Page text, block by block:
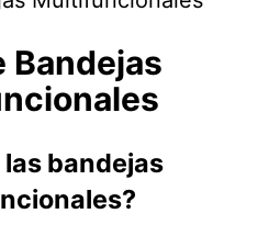
Bandejas
las bandejas